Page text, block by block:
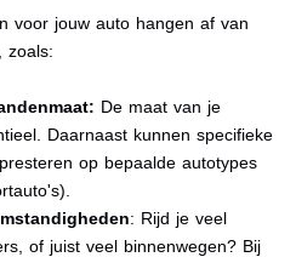
voor jouw auto hangen af van
zoals:
De maat van je
Daarnaast kunnen specifieke
op bepaalde autotypes
: Rijd je veel
of juist veel binnenwegen? Bij